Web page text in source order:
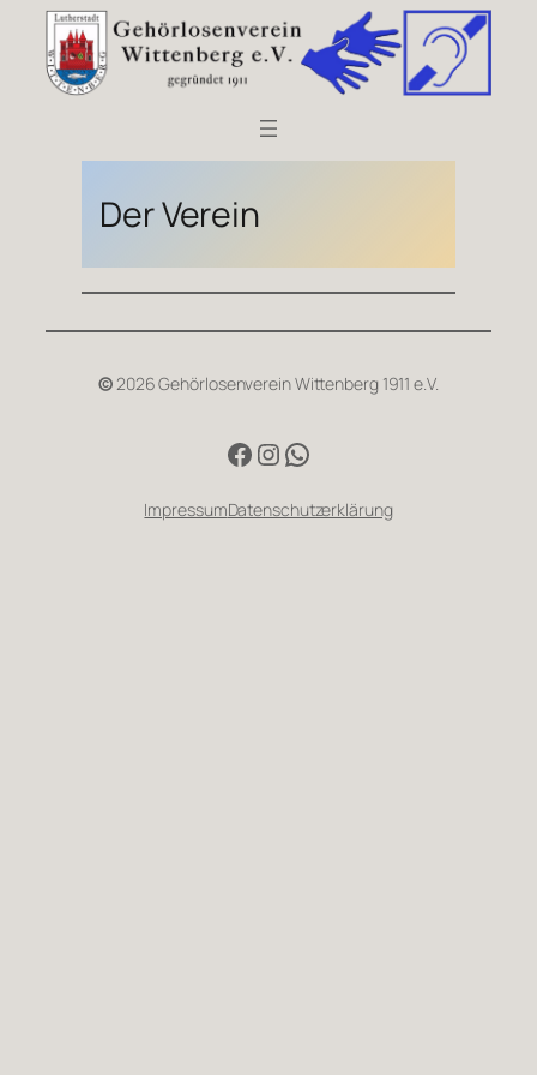
Zum
Inhalt
springen
Der Verein
©2026 Gehörlosenverein Wittenberg 1911 e.V.
Facebook Instagram Kanal
ImpressumDatenschutzerklärung